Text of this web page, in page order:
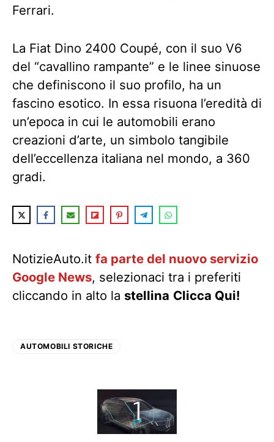
Ferrari.
La Fiat Dino 2400 Coupé, con il suo V6
del “cavallino rampante” e le linee sinuose
che definiscono il suo profilo, ha un
fascino esotico. In essa risuona l’eredità di
un’epoca in cui le automobili erano
creazioni d’arte, un simbolo tangibile
dell’eccellenza italiana nel mondo, a 360
gradi.
NotizieAuto.it fa parte del nuovo servizio
Google News, selezionaci tra i preferiti
cliccando in alto la stellina Clicca Qui!
AUTOMOBILI STORICHE